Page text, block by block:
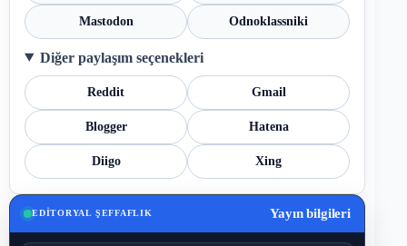
Mastodon Odnoklassniki
Diğer paylaşım seçenekleri
Reddit Gmail
Blogger Hatena
Diigo Xing
EDITORYAL ŞEFFAFLIK Yayın bilgileri